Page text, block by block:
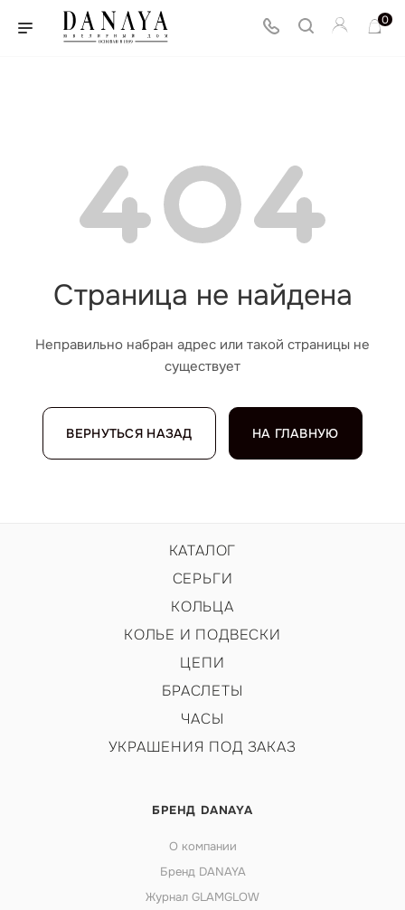
0
Страница не найдена
Неправильно набран адрес или такой страницы не
существует
ВЕРНУТЬСЯ НАЗАД НА ГЛАВНУЮ
КАТАЛОГ
СЕРЬГИ
КОЛЬЦА
КОЛЬЕ И ПОДВЕСКИ
ЦЕПИ
БРАСЛЕТЫ
ЧАСЫ
УКРАШЕНИЯ ПОД ЗАКАЗ
БРЕНД DANAYA
О компании
Бренд DANAYA
Журнал GLAMGLOW